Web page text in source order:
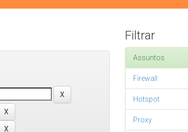
Filtrar
Assuntos
Firewall
Hotspot
Proxy